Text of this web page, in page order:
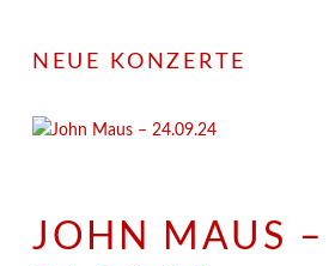
NEUE KONZERTE
JOHN MAUS –